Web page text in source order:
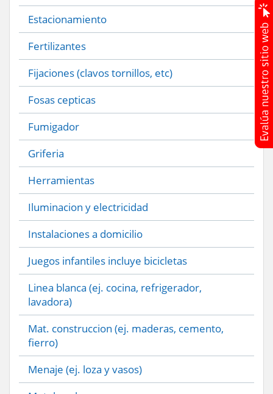
Estacionamiento
Fertilizantes
Fijaciones (clavos tornillos, etc)
Fosas cepticas
Fumigador
Griferia
Herramientas
Iluminacion y electricidad
Instalaciones a domicilio
Juegos infantiles incluye bicicletas
Linea blanca (ej. cocina, refrigerador,
lavadora)
Mat. construccion (ej. maderas, cemento,
fierro)
Menaje (ej. loza y vasos)